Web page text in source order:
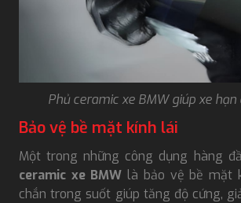
Phủ ceramic xe BMW giúp xe hạn
Bảo vệ bề mặt kính lái
Một trong những công dụng hàng
ceramic xe BMW là bảo vệ bề mặt
chắn trong suốt giúp tăng độ cứng,